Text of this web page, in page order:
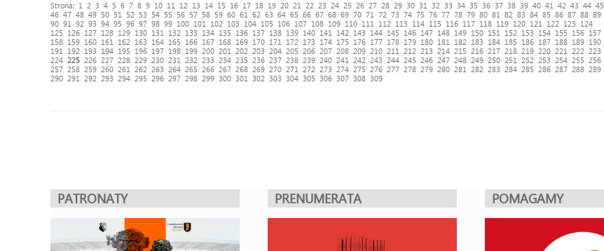
Strona: 1 2 3 4 5 6 7 8 9 10 11 12 13 14 15 16 17 18 19 20 21 22 23 24 25 26 27 28 29 30 31 32 33 34 35 36 37 38 39 40 41 42 43 44 45
46 47 48 49 50 51 52 53 54 55 56 57 58 59 60 61 62 63 64 65 66 67 68 69 70 71 72 73 74 75 76 77 78 79 80 81 82 83 84 85 86 87 88 89
90 91 92 93 94 95 96 97 98 99 100 101 102 103 104 105 106 107 108 109 110 111 112 113 114 115 116 117 118 119 120 121 122 123
124
125
126 127 128 129 130 131 132 133 134 135 136 137 138 139 140 141 142 143 144 145 146 147 148 149 150 151 152 153 154 155 156 157
158 159 160 161 162 163 164 165 166 167 168 169 170 171 172 173 174 175 176 177 178 179 180 181 182 183 184 185 186 187 188 189 190
191
192 193 194 195 196 197 198 199 200 201 202 203 204 205 206 207 208 209 210 211 212 213 214 215 216 217 218 219 220 221 222
223
224 225 226 227 228 229 230 231 232 233 234 235 236 237 238 239 240 241 242 243 244 245 246 247 248 249 250 251 252 253 254 255
256
257 258 259 260 261 262 263 264 265 266 267 268 269 270 271 272 273 274 275 276 277 278 279 280 281 282 283 284 285 286 287 288 289
290 291 292 293 294 295 296 297 298 299 300 301 302 303 304 305 306 307 308 309
PATRONATY PRENUMERATA POMAGAMY